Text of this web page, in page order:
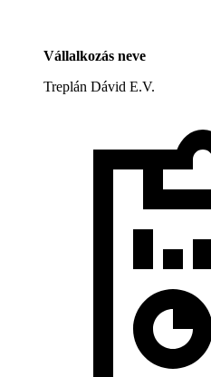
Vállalkozás neve
Treplán Dávid E.V.